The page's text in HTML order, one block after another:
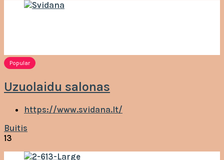
Popular
Uzuolaidu salonas
https://www.svidana.lt/
Buitis
13